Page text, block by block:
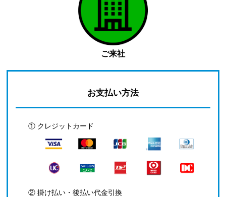
ご来社
お支払い方法
① クレジットカード
② 掛け払い・後払い代金引換